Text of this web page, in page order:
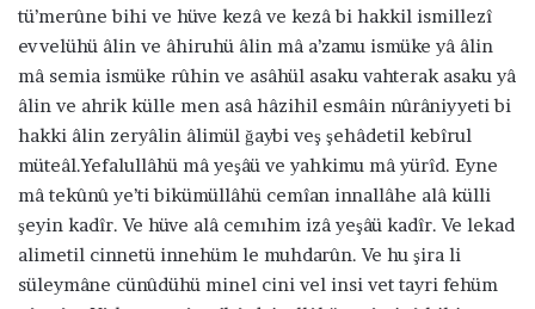
tü’merûne bihi ve hüve kezâ ve kezâ bi hakkil ismillezî
evvelühü âlin ve âhiruhü âlin mâ a’zamu ismüke yâ âlin
mâ semia ismüke rûhin ve asâhül asaku vahterak asaku yâ
âlin ve ahrik külle men asâ hâzihil esmâin nûrâniyyeti bi
hakki âlin zeryâlin âlimül ğaybi veş şehâdetil kebîrul
müteâl.Yefalullâhü mâ yeşâü ve yahkimu mâ yürîd. Eyne
mâ tekûnû ye’ti bikümüllâhü cemîan innallâhe alâ külli
şeyin kadîr. Ve hüve alâ cemıhim izâ yeşâü kadîr. Ve lekad
alimetil cinnetü innehüm le muhdarûn. Ve hu şira li
süleymâne cünûdühü minel cini vel insi vet tayri fehüm